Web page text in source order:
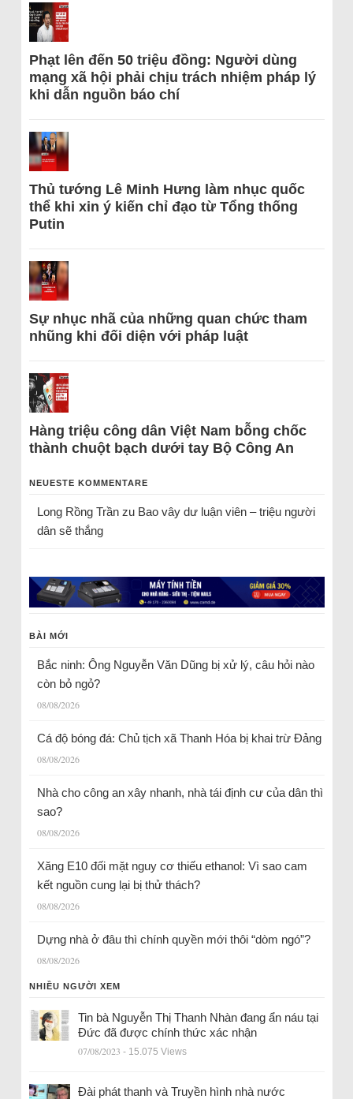
Phạt lên đến 50 triệu đồng: Người dùng
mạng xã hội phải chịu trách nhiệm pháp lý
khi dẫn nguồn báo chí
Thủ tướng Lê Minh Hưng làm nhục quốc
thể khi xin ý kiến chỉ đạo từ Tổng thống
Putin
Sự nhục nhã của những quan chức tham
nhũng khi đối diện với pháp luật
Hàng triệu công dân Việt Nam bỗng chốc
thành chuột bạch dưới tay Bộ Công An
NEUESTE KOMMENTARE
Long Rồng Trầnzu Bao vây dư luận viên – triệu người
dân sẽ thắng
BÀI MỚI
Bắc ninh: Ông Nguyễn Văn Dũng bị xử lý, câu hỏi nào
còn bỏ ngỏ?
08/08/2026
Cá độ bóng đá: Chủ tịch xã Thanh Hóa bị khai trừ Đảng
08/08/2026
Nhà cho công an xây nhanh, nhà tái định cư của dân thì
sao?
08/08/2026
Xăng E10 đối mặt nguy cơ thiếu ethanol: Vì sao cam
kết nguồn cung lại bị thử thách?
08/08/2026
Dựng nhà ở đâu thì chính quyền mới thôi “dòm ngó”?
08/08/2026
NHIỀU NGƯỜI XEM
Tin bà Nguyễn Thị Thanh Nhàn đang ẩn náu tại
Đức đã được chính thức xác nhận
07/08/2023 - 15.075 Views
Đài phát thanh và Truyền hình nhà nước